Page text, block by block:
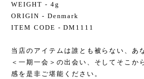
WEIGHT - 4g
ORIGIN - Denmark
ITEM CODE - DM1111
当店のアイテムは誰とも被らない、あ
＜一期一会＞の出会い、そしてそこか
感を是非ご堪能ください。